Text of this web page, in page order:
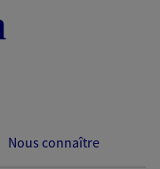
Nous connaître